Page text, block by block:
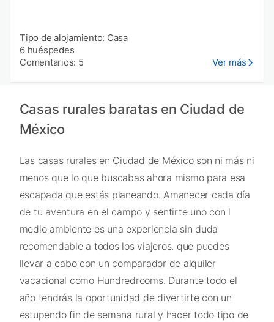
Tipo de alojamiento: Casa
6 huéspedes
Comentarios: 5
Ver más
Casas rurales baratas en Ciudad de
México
Las casas rurales en Ciudad de México son ni más ni
menos que lo que buscabas ahora mismo para esa
escapada que estás planeando. Amanecer cada día
de tu aventura en el campo y sentirte uno con l
medio ambiente es una experiencia sin duda
recomendable a todos los viajeros. que puedes
llevar a cabo con un comparador de alquiler
vacacional como Hundredrooms. Durante todo el
año tendrás la oportunidad de divertirte con un
estupendo fin de semana rural y hacer todo tipo de